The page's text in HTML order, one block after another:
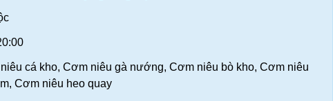
cá kho, Cơm niêu gà nướng, Cơm niêu bò kho, Cơm niêu
Cơm niêu heo quay